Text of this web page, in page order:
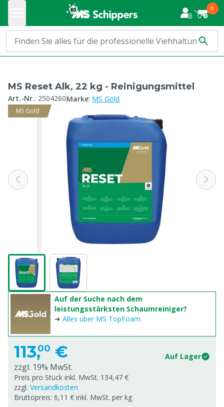
0
MS Reset Alk, 22 kg - Reinigungsmittel
Art.-Nr.: 2504260Marke: MS Gold
MS Gold
Auf der Suche nach dem
leistungsstärksten Schaumreiniger?
➜ Alles über MS TopFoam
113,00 € Auf Lager
zzgl. 19% MwSt.
Preis pro Stück inkl. MwSt. 134,47 €
zzgl. Versandkosten
Bruttopreis: 6,11 € inkl. MwSt. per kg